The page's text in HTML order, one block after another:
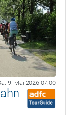
9. Mai 2026 07:00